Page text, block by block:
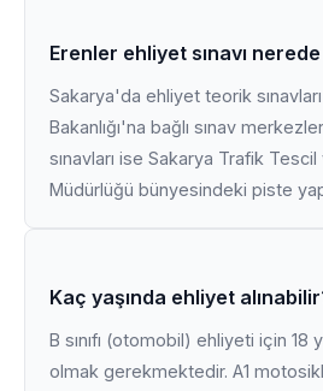
Erenler ehliyet sınavı nerede
Sakarya'da ehliyet teorik
Bakanlığı'na bağlı sınav
sınavları ise Sakarya Trafik
Müdürlüğü bünyesindeki piste
Kaç yaşında ehliyet
B sınıfı (otomobil) ehliyeti için 18
olmak gerekmektedir. A1